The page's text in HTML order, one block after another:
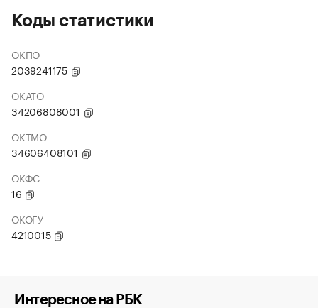
Коды статистики
ОКПО
2039241175
ОКАТО
34206808001
ОКТМО
34606408101
ОКФС
16
ОКОГУ
4210015
Интересное на РБК